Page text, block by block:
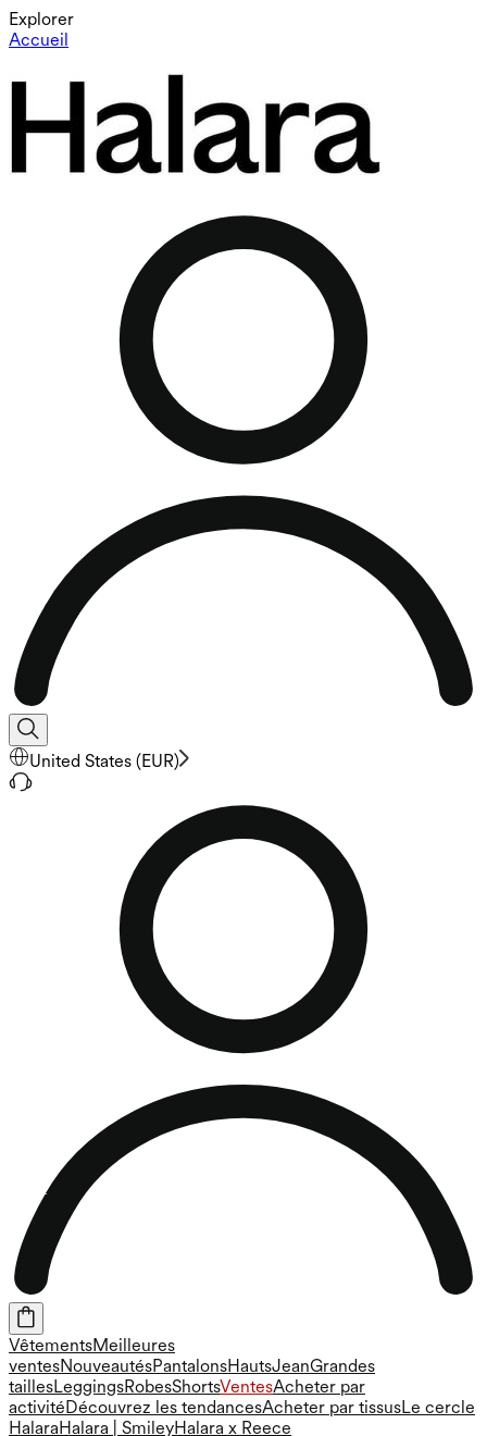
Explorer
Accueil
United States (EUR)
VêtementsMeilleures
ventesNouveautésPantalonsHautsJeanGrandes
taillesLeggingsRobesShortsVentesAcheter par
activité Découvrez les tendancesAcheter par tissusLe cercle
Halara Halara | SmileyHalara x Reece